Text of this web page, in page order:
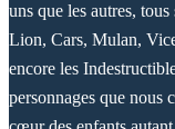
uns que les autres,
Lion, Cars, Mulan,
encore les
personnages que nous